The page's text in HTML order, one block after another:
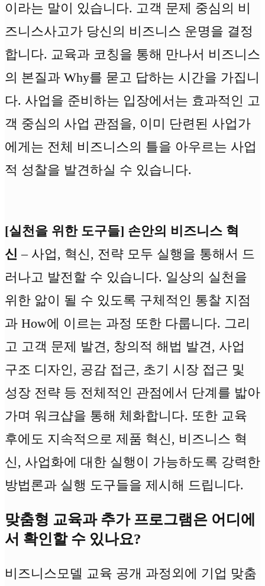
이라는 말이 있습니다. 고객 문제 중심의 비
즈니스사고가 당신의 비즈니스 운명을 결정
합니다. 교육과 코칭을 통해 만나서 비즈니스
의 본질과 Why를 묻고 답하는 시간을 가집니
다. 사업을 준비하는 입장에서는 효과적인 고
객 중심의 사업 관점을, 이미 단련된 사업가
에게는 전체 비즈니스의 틀을 아우르는 사업
적 성찰을 발견하실 수 있습니다.
[실천을 위한 도구들] 손안의 비즈니스 혁
신 – 사업, 혁신, 전략 모두 실행을 통해서 드
러나고 발전할 수 있습니다. 일상의 실천을
위한 앎이 될 수 있도록 구체적인 통찰 지점
과 How에 이르는 과정 또한 다룹니다. 그리
고 고객 문제 발견, 창의적 해법 발견, 사업
구조 디자인, 공감 접근, 초기 시장 접근 및
성장 전략 등 전체적인 관점에서 단계를 밟아
가며 워크샵을 통해 체화합니다. 또한 교육
후에도 지속적으로 제품 혁신, 비즈니스 혁
신, 사업화에 대한 실행이 가능하도록 강력한
방법론과 실행 도구들을 제시해 드립니다.
맞춤형 교육과 추가 프로그램은 어디에
서 확인할 수 있나요?
비즈니스모델 교육 공개 과정외에 기업 맞춤